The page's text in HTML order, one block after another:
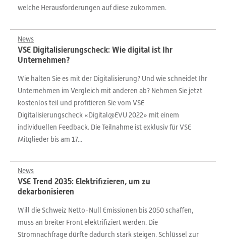
welche Herausforderungen auf diese zukommen.
News
VSE Digitalisierungscheck: Wie digital ist Ihr
Unternehmen?
Wie halten Sie es mit der Digitalisierung? Und wie schneidet Ihr
Unternehmen im Vergleich mit anderen ab? Nehmen Sie jetzt
kostenlos teil und profitieren Sie vom VSE
Digitalisierungscheck «Digital@EVU 2022» mit einem
individuellen Feedback. Die Teilnahme ist exklusiv für VSE
Mitglieder bis am 17...
News
VSE Trend 2035: Elektrifizieren, um zu
dekarbonisieren
Will die Schweiz Netto-Null Emissionen bis 2050 schaffen,
muss an breiter Front elektrifiziert werden. Die
Stromnachfrage dürfte dadurch stark steigen. Schlüssel zur